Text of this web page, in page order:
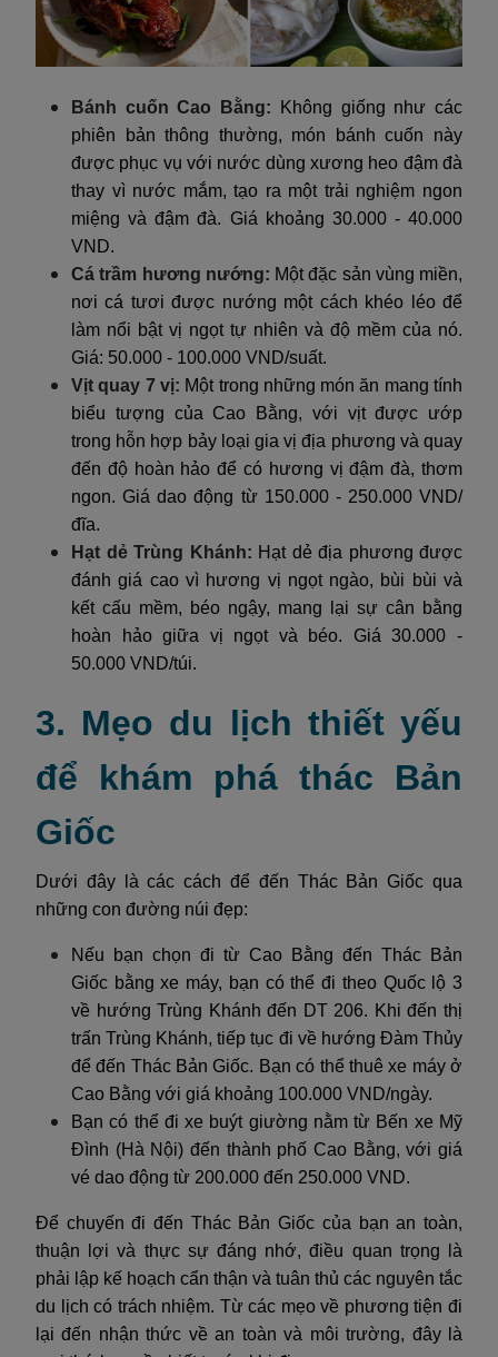
Bánh cuốn Cao Bằng: Không giống như các
phiên bản thông thường, món bánh cuốn này
được phục vụ với nước dùng xương heo đậm đà
thay vì nước mắm, tạo ra một trải nghiệm ngon
miệng và đậm đà. Giá khoảng 30.000 - 40.000
VND.
Cá trầm hương nướng: Một đặc sản vùng miền,
nơi cá tươi được nướng một cách khéo léo để
làm nổi bật vị ngọt tự nhiên và độ mềm của nó.
Giá: 50.000 - 100.000 VND/suất.
Vịt quay 7 vị: Một trong những món ăn mang tính
biểu tượng của Cao Bằng, với vịt được ướp
trong hỗn hợp bảy loại gia vị địa phương và quay
đến độ hoàn hảo để có hương vị đậm đà, thơm
ngon. Giá dao động từ 150.000 - 250.000 VND/
đĩa.
Hạt dẻ Trùng Khánh: Hạt dẻ địa phương được
đánh giá cao vì hương vị ngọt ngào, bùi bùi và
kết cấu mềm, béo ngậy, mang lại sự cân bằng
hoàn hảo giữa vị ngọt và béo. Giá 30.000 -
50.000 VND/túi.
3. Mẹo du lịch thiết yếu
để khám phá thác Bản
Giốc
Dưới đây là các cách để đến Thác Bản Giốc qua
những con đường núi đẹp:
Nếu bạn chọn đi từ Cao Bằng đến Thác Bản
Giốc bằng xe máy, bạn có thể đi theo Quốc lộ 3
về hướng Trùng Khánh đến DT 206. Khi đến thị
trấn Trùng Khánh, tiếp tục đi về hướng Đàm Thủy
để đến Thác Bản Giốc. Bạn có thể thuê xe máy ở
Cao Bằng với giá khoảng 100.000 VND/ngày.
Bạn có thể đi xe buýt giường nằm từ Bến xe Mỹ
Đình (Hà Nội) đến thành phố Cao Bằng, với giá
vé dao động từ 200.000 đến 250.000 VND.
Để chuyến đi đến Thác Bản Giốc của bạn an toàn,
thuận lợi và thực sự đáng nhớ, điều quan trọng là
phải lập kế hoạch cẩn thận và tuân thủ các nguyên tắc
du lịch có trách nhiệm. Từ các mẹo về phương tiện đi
lại đến nhận thức về an toàn và môi trường, đây là